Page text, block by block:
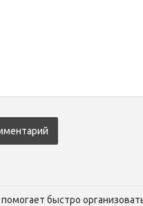
помогает быстро